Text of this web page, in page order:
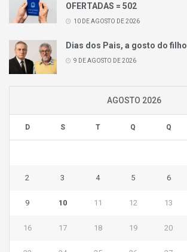
OFERTADAS = 502
10 DE AGOSTO DE 2026
Dias dos Pais, a gosto do filho
9 DE AGOSTO DE 2026
AGOSTO 2026
D S T Q Q
2 3 4 5 6
9 10 11 12 13
16 17 18 19 20